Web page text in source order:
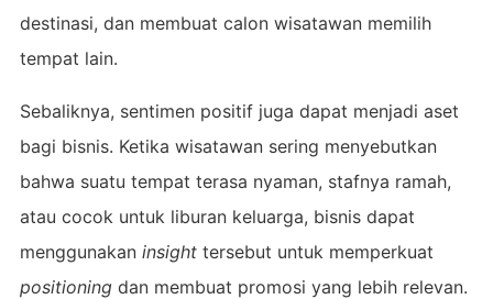
destinasi, dan membuat calon wisatawan memilih
tempat lain.
Sebaliknya, sentimen positif juga dapat menjadi aset
bagi bisnis. Ketika wisatawan sering menyebutkan
bahwa suatu tempat terasa nyaman, stafnya ramah,
atau cocok untuk liburan keluarga, bisnis dapat
menggunakan insighttersebut untuk memperkuat
positioningdan membuat promosi yang lebih relevan.